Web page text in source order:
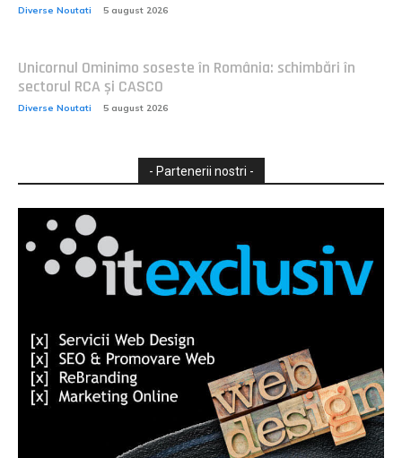
Diverse Noutati 5 august 2026
Unicornul Ominimo soseste în România: schimbări în
sectorul RCA și CASCO
Diverse Noutati 5 august 2026
- Partenerii nostri -